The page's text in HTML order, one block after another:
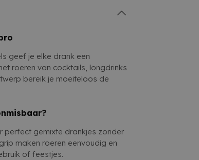
geef je elke drank een
roeren van cocktails, longdrinks
bereik je moeiteloos de
perfect gemixte drankjes zonder
maken roeren eenvoudig en
of feestjes.